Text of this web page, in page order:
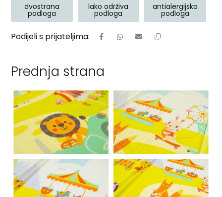
dvostrana
podloga
lako održiva
podloga
antialergijska
podloga
Prednja strana